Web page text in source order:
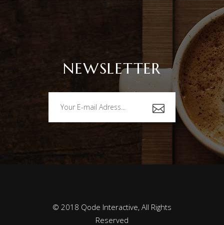
NEWSLETTER
© 2018 Qode Interactive, All Rights
Reserved